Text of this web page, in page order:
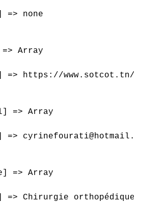
=> none
Array
=> https://www.sotcot.tn/
=> Array
=>
=> Array
=> Chirurgie orthopédique